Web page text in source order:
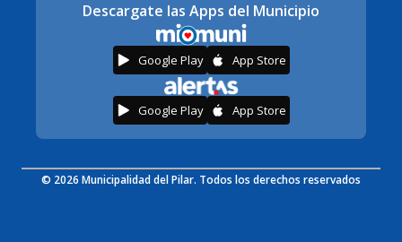
Descargate las Apps del Municipio
Google Play App Store
Google Play App Store
© 2026 Municipalidad del Pilar. Todos los derechos reservados